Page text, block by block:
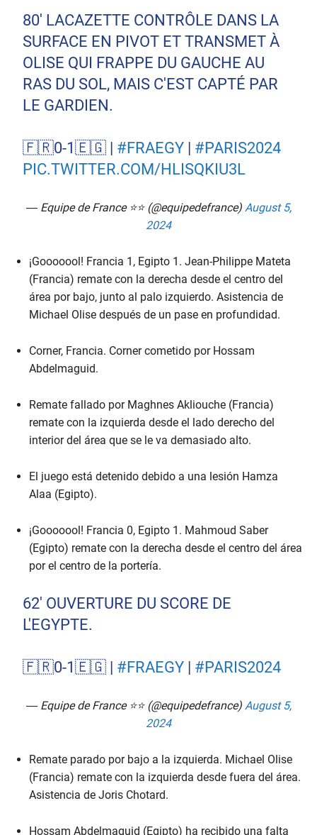
80' LACAZETTE CONTRÔLE DANS LA
SURFACE EN PIVOT ET TRANSMET À
OLISE QUI FRAPPE DU GAUCHE AU
RAS DU SOL, MAIS C'EST CAPTÉ PAR
LE GARDIEN.
🇫🇷0-1🇪🇬 | #FRAEGY | #PARIS2024
PIC.TWITTER.COM/HLISQKIU3L
— Equipe de France ⭐⭐ (@equipedefrance) August 5,
2024
¡Gooooool! Francia 1, Egipto 1. Jean-Philippe Mateta
(Francia) remate con la derecha desde el centro del
área por bajo, junto al palo izquierdo. Asistencia de
Michael Olise después de un pase en profundidad.
Corner, Francia. Corner cometido por Hossam
Abdelmaguid.
Remate fallado por Maghnes Akliouche (Francia)
remate con la izquierda desde el lado derecho del
interior del área que se le va demasiado alto.
El juego está detenido debido a una lesión Hamza
Alaa (Egipto).
¡Gooooool! Francia 0, Egipto 1. Mahmoud Saber
(Egipto) remate con la derecha desde el centro del área
por el centro de la portería.
62' OUVERTURE DU SCORE DE
L'EGYPTE.
🇫🇷0-1🇪🇬 | #FRAEGY | #PARIS2024
— Equipe de France ⭐⭐ (@equipedefrance) August 5,
2024
Remate parado por bajo a la izquierda. Michael Olise
(Francia) remate con la izquierda desde fuera del área.
Asistencia de Joris Chotard.
Hossam Abdelmaguid (Egipto) ha recibido una falta